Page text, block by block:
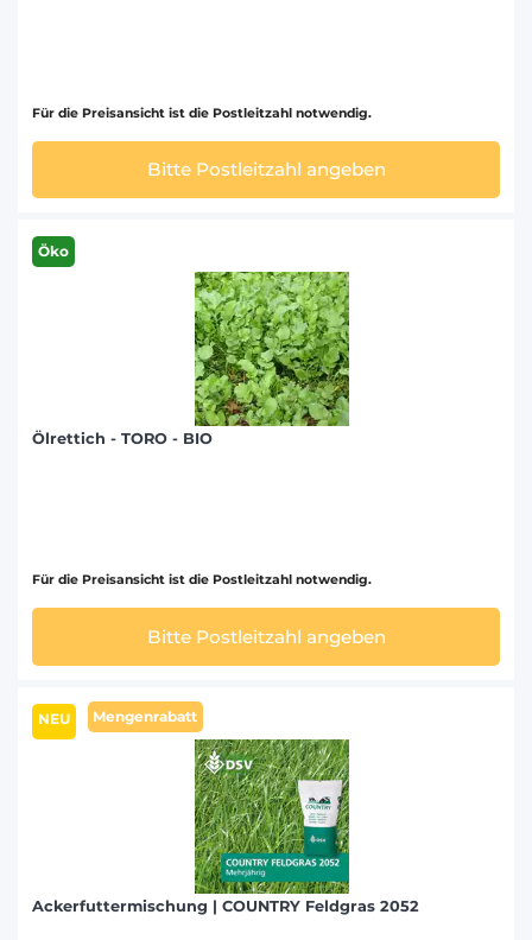
Für die Preisansicht ist die Postleitzahl notwendig.
Bitte Postleitzahl angeben
Öko
Ölrettich - TORO - BIO
Für die Preisansicht ist die Postleitzahl notwendig.
Bitte Postleitzahl angeben
NEU Mengenrabatt
Ackerfuttermischung | COUNTRY Feldgras 2052